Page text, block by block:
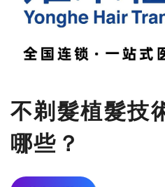
不剃髮植髮技
哪些？